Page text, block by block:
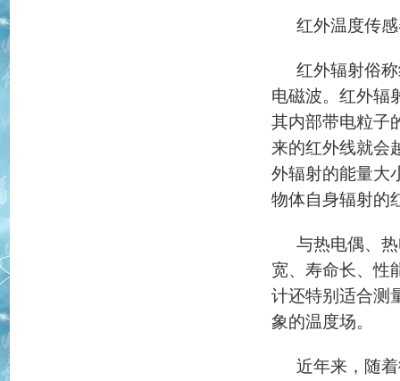
红外温度传
红外辐射俗
电磁波。红外辐
其内部带电粒子
来的红外线就会
外辐射的能量大
物体自身辐射的
与热电偶、
宽、寿命长、性
计还特别适合测
象的温度场。
近年来，随